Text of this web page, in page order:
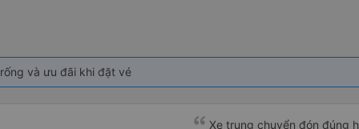
và ưu đãi khi đặt vé
Xe trung chuyển đón đúng